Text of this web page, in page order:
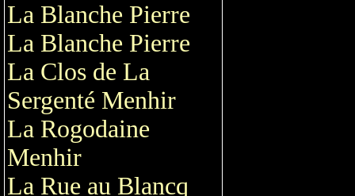
La Blanche Pierre
La Blanche Pierre
La Clos de La
Sergenté Menhir
La Rogodaine
Menhir
La Rue au Blancq